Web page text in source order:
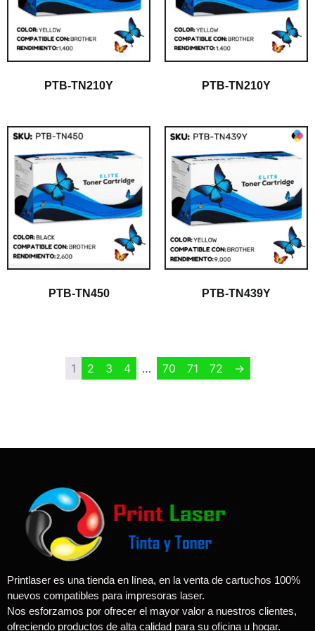
PTB-TN210Y PTB-TN210Y
PTB-TN450
PTB-TN439Y
1 2 3 4 … 70 71 72 →
Printlaser es una tienda en línea, en la venta de cartuchos 100%
nuevos compatibles para impresoras laser.
Nos esforzamos por ofrecer el mayor valor a nuestros clientes,
ofreciendo productos de alta calidad para su oficina u hogar.